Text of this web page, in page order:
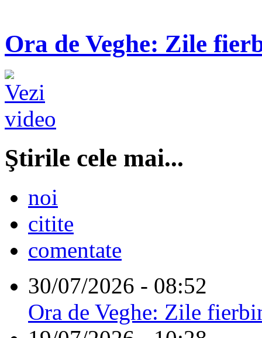
Ora de Veghe: Zile
Ştirile cele mai...
noi
citite
comentate
30/07/2026 - 08:52
Ora de Veghe: Zile